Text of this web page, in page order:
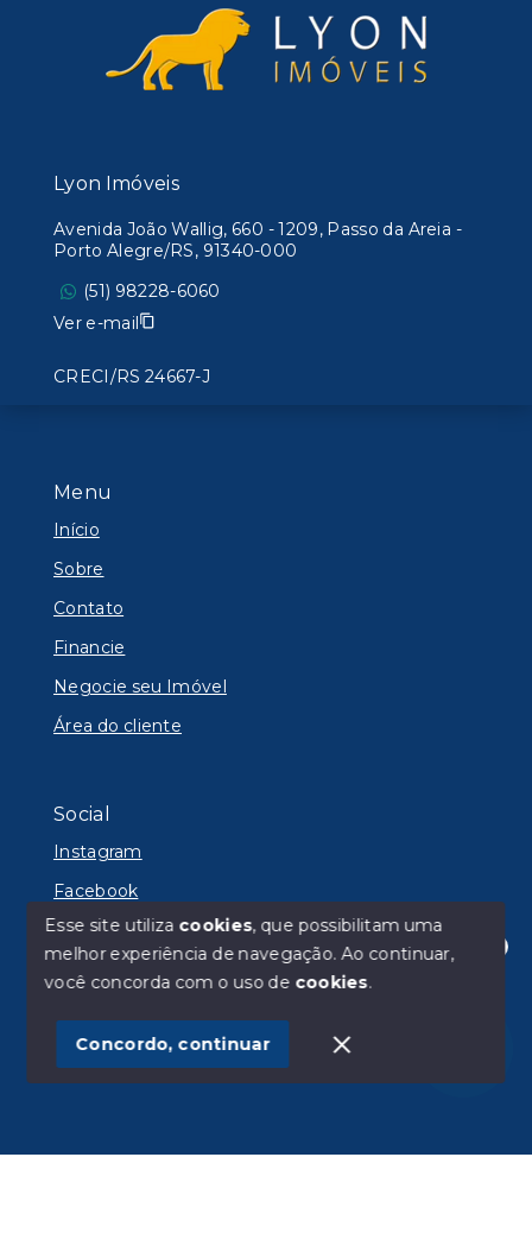
Olá! Estamos disponíveis para te ajudar.
Menu
Início
Sobre
Contato
Financie
Negocie seu Imóvel
Área do cliente
Social
Instagram
Facebook
© Copyright 2026 - Lyon Imóveis - Todos os direitos
SITE PARA IMOBILIARIA
Lyon Imóveis
Avenida João Wallig, 660 - 1209, Passo da Areia -
Porto Alegre/RS, 91340-000
(51) 98228-6060
Ver e-mail
CRECI/RS 24667-J
Esse site utiliza cookies, que possibilitam uma
melhor experiência de navegação.Ao continuar,
você concorda com o uso de cookies.
Concordo, continuar